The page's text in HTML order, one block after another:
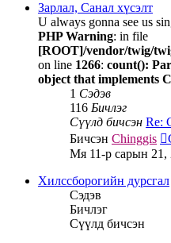
Зарлал, Санал хүсэлт
U always gonna see us
PHP Warning: in file
[ROOT]/vendor/twig/
on line 1266: count():
object that implements
1 Сэдэв
116 Бичлэг
Сүүлд бичсэн Re:
Бичсэн Chinggis
Мя 11-р сарын 21,
Хилссборогийн дурсгал
Сэдэв
Бичлэг
Сүүлд бичсэн